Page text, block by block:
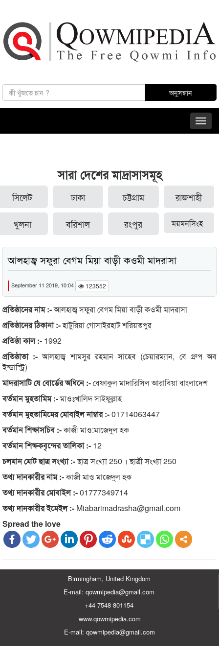
সারা দেশের মাদ্রাসাসমূহ
সিলেট ঢাকা চট্টগ্রাম রাজশাহী
খুলনা বরিশাল রংপুর ময়মনসিংহ
আলহাজ্ব সফুরা বেগম মিয়া বাড়ী কওমী মাদরাসা
September 11 2019, 10:04 123552
প্রতিষ্ঠানের নাম :-আলহাজ্ব সফুরা বেগম মিয়া বাড়ী কওমী মাদরাসা
প্রতিষ্ঠানের ঠিকানা :-হাটুরিয়া গোসাইরহাট শরিয়তপুর
প্রতিষ্ঠা কাল :- 1992
প্রতিষ্ঠাতা :-আলহাজ্ব শামসুর রহমান সাহেব (চেয়ারম্যান, বে গ্রুপ অব
ইন্ডাস্ট্রি)
মাদরাসাটি যে বোর্ডের অধিনে :-বেফাকুল মাদারিসিল আরাবিয়া বাংলাদেশ
বর্তমান মুহতামিম :-মাওঃখালিদ সাইফুল্লাহ
বর্তমান মুহতামিমের মোবাইল নাম্বার :-01714063447
বর্তমান শিক্ষাসচিব :-কাজী মাও:মাজেদুল হক
বর্তমান শিক্ষকবৃন্দের তালিকা :- 12
চলমান মোট ছাত্র সংখ্যা :-ছাত্র সংখ্যা 250 । ছাত্রী সংখ্যা 250
তথ্য দানকারীর নাম :-কাজী মাও মাজেদুল হক
তথ্য দানকারীর মোবাইল :-01777349714
তথ্য দানকারীর ইমেইল :- Miabarimadrasha@gmail.com
Spread the love
Birmingham, United Kingdom
E-mail: qowmipedia@gmail.com
+44 7548 801154
www.qowmipedia.com
E-mail: qowmipedia@gmail.com